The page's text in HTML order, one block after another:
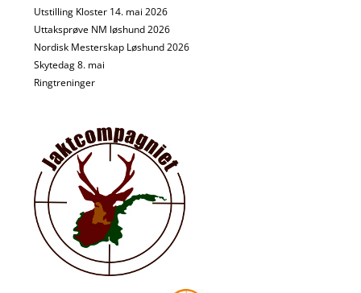
Utstilling Kloster 14. mai 2026
Uttaksprøve NM løshund 2026
Nordisk Mesterskap Løshund 2026
Skytedag 8. mai
Ringtreninger